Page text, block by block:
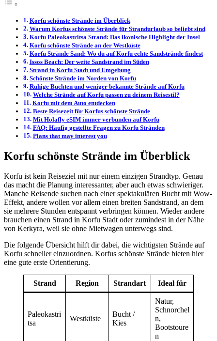
Korfu schönste Strände im Überblick
Warum Korfus schönste Strände für Strandurlaub so beliebt sind
Korfu Paleokastritsa Strand: Das ikonische Highlight der Insel
Korfu schönste Strände an der Westküste
Korfu Strände Sand: Wo du auf Korfu echte Sandstrände findest
Issos Beach: Der weite Sandstrand im Süden
Strand in Korfu Stadt und Umgebung
Schönste Strände im Norden von Korfu
Ruhige Buchten und weniger bekannte Strände auf Korfu
Welche Strände auf Korfu passen zu deinem Reisestil?
Korfu mit dem Auto entdecken
Beste Reisezeit für Korfus schönste Strände
Mit Holafly eSIM immer verbunden auf Korfu
FAQ: Häufig gestellte Fragen zu Korfu Stränden
Plans that may interest you
Korfu schönste Strände im Überblick
Korfu ist kein Reiseziel mit nur einem einzigen Strandtyp. Genau
das macht die Planung interessanter, aber auch etwas schwieriger.
Manche Reisende suchen nach einer spektakulären Bucht mit Wow-
Effekt, andere wollen vor allem einen breiten Sandstrand, an dem
sie mehrere Stunden entspannt verbringen können. Wieder andere
brauchen einen Strand in Korfu Stadt oder zumindest in der Nähe
von Kerkyra, weil sie ohne Mietwagen unterwegs sind.
Die folgende Übersicht hilft dir dabei, die wichtigsten Strände auf
Korfu schneller einzuordnen. Korfus schönste Strände bieten hier
eine gute erste Orientierung.
Strand Region Strandart Ideal für
Paleokastri
tsa
Westküste
Bucht /
Kies
Natur,
Schnorchel
n,
Bootstoure
n